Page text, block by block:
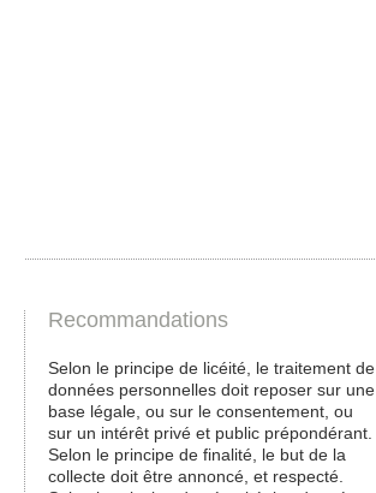
Recommandations
Selon le principe de licéité, le traitement de
données personnelles doit reposer sur une
base légale, ou sur le consentement, ou
sur un intérêt privé et public prépondérant.
Selon le principe de finalité, le but de la
collecte doit être annoncé, et respecté.